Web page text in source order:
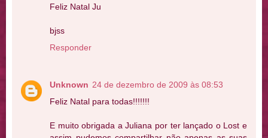
Feliz Natal Ju
bjss
Responder
Unknown 24 de dezembro de 2009 às 08:53
Feliz Natal para todas!!!!!!!
E muito obrigada a Juliana por ter lançado o Lost e